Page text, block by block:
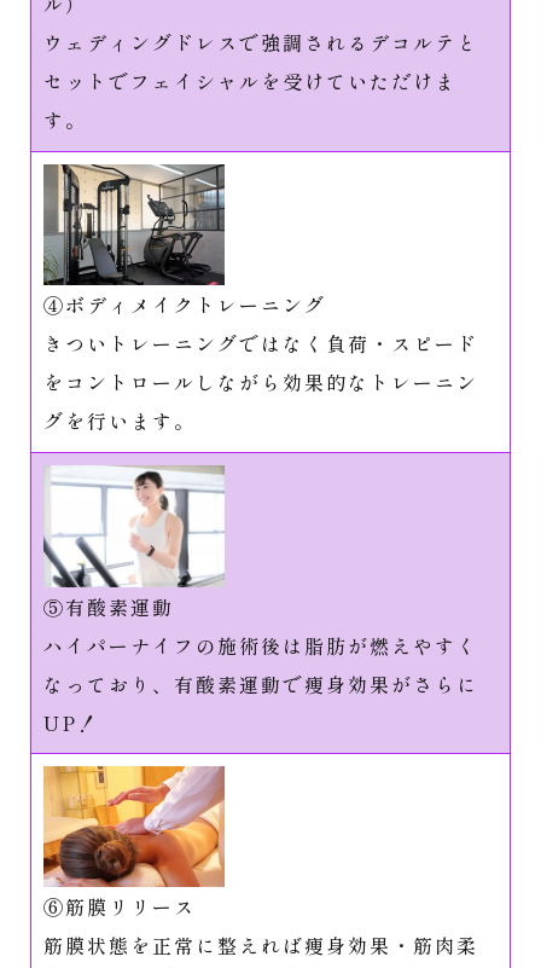
ウェディングドレスで強調されるデコルテと
セットでフェイシャルを受けていただけま
す。
④ボディメイクトレーニング
きついトレーニングではなく負荷・スピード
をコントロールしながら効果的なトレーニン
グを行います。
⑤有酸素運動
ハイパーナイフの施術後は脂肪が燃えやすく
なっており、有酸素運動で痩身効果がさらに
UP！
⑥筋膜リリース
筋膜状態を正常に整えれば痩身効果・筋肉柔